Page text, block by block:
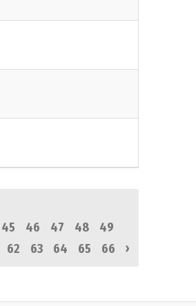
45 46 47 48
49
62 63 64 65 66 ›